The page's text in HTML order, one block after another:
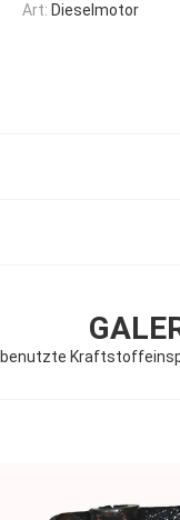
Art: Dieselmotor
benutzte